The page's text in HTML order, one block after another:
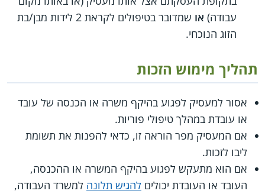
עבודה) או
שמדובר בטיפולים לקראת 2 לידות מבן/בת
הזוג הנוכחי.
תהליך מימוש הזכות
אסור למעסיק לפגוע בהיקף משרה או הכנסה של עובד
או עובדת במהלך טיפולי פוריות.
אם המעסיק מפר הוראה זו, כדאי להפנות את תשומת
ליבו לזכות.
אם הוא מתעקש לפגוע בהיקף המשרה או ההכנסה,
העובד או העובדת יכולים להגיש תלונה למשרד העבודה,